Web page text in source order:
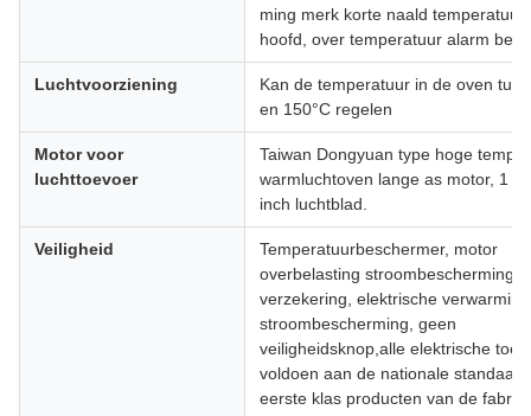
ming merk korte naald temperatuur
hoofd, over temperatuur alarm
Luchtvoorziening
Kan de temperatuur in de oven
en 150°C regelen
Motor voor
luchttoevoer
Taiwan Dongyuan type hoge
warmluchtoven lange as motor, 1
inch luchtblad.
Veiligheid
Temperatuurbeschermer, motor
overbelasting stroombescherming,
verzekering, elektrische
stroombescherming, geen
veiligheidsknop,alle elektrische
voldoen aan de nationale
eerste klas producten van de